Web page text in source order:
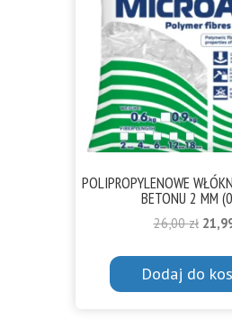
POLIPROPYLENOWE
BETONU 2 MM
26,00zł
Dodaj do